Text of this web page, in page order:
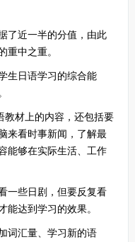
近一半的分值，由此
中之重。
日语学习的综合能
材上的内容，还包括要
来看时事新闻，了解最
能够在实际生活、工作
些日剧，但要反复看
达到学习的效果。
汇量、学习新的语